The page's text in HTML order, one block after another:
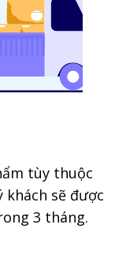
tùy thuộc
sẽ được
3 tháng.